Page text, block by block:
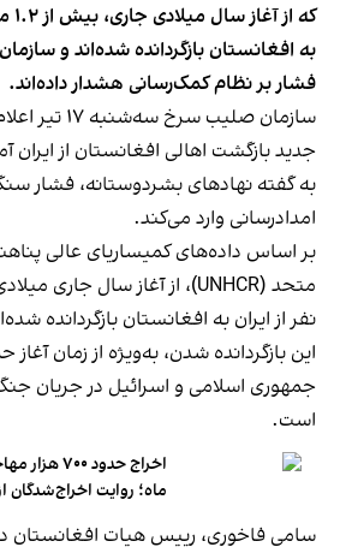
به افغانستان بازگردانده شده‌اند و
فشار بر نظام کمک‌رسانی هشدار داده‌اند.
سازمان صلیب
جدید بازگشت اهالی افغانستان از ایران
به گفته نهادهای بشردوستانه، فشار
امدادرسانی وارد می‌کند.
بر اساس داده‌های کمیساریای عالی
نفر از ایران به افغانستان بازگردانده
این بازگردانده شدن، به‌ویژه از زمان
است.
ماه؛ روایت
سامی فاخوری، رییس هیات افغانستان